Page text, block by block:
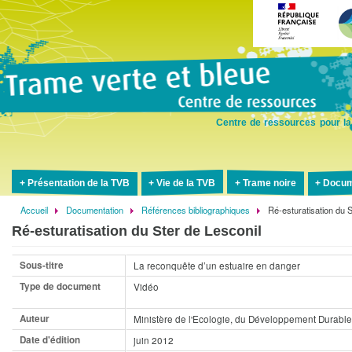
Centre de ressources pour
Présentation de la TVB Vie de la TVB Trame noire
Fil
d'Ariane
Accueil Documentation Références bibliographiques Ré-esturatisation du
Ré-esturatisation du Ster de Lesconil
Sous-titre
La reconquête d’un estuaire en danger
Type de document
Vidéo
Auteur
Ministère de l'Ecologie, du Développement
Date d'édition
juin 2012